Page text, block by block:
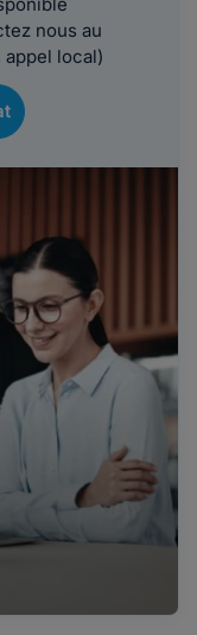
nous au
local)